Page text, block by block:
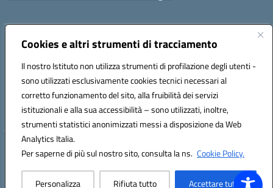
Cookies e altri strumenti di tracciamento
Il nostro Istituto non utilizza strumenti di profilazione degli utenti -
sono utilizzati esclusivamente cookies tecnici necessari al
corretto funzionamento del sito, alla fruibilità dei servizi
istituzionali e alla sua accessibilità – sono utilizzati, inoltre,
strumenti statistici anonimizzati messi a disposizione da Web
Analytics Italia.
Per saperne di più sul nostro sito, consulta la ns. Cookie Policy.
Personalizza Rifiuta tutto Accettare tutto
Indirizzo:Via Felice Cavallotti, 15 -84020 - Oliveto Citra
Posta elettronica certificata (PEC):saic81300d@pec.istruzione.it
Codice fiscale: 82005110653
Codice meccanografico: SAIC81300D
Hosting & Powered by 3D Solution S.r.l.
Concept & Design by Designers Italia